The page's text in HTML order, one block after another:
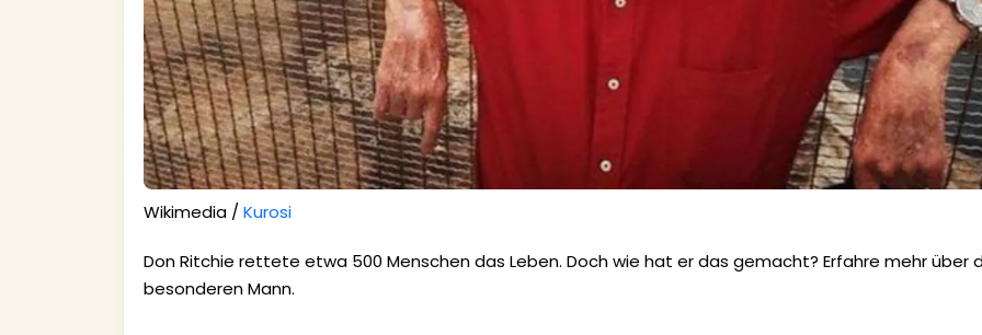
Wikimedia /Kurosi
Don Ritchie rettete etwa 500 Menschen das Leben. Doch wie hat er das gemacht? Erfahre mehr über
besonderen Mann.